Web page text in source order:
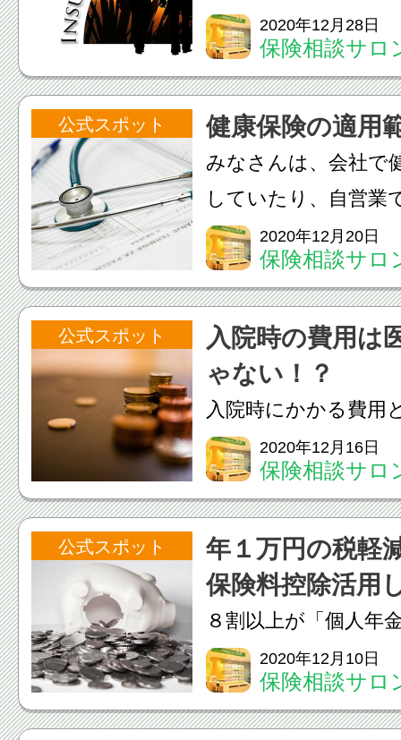
が増えています。こ
な内容について一覧
ご覧ください。海外
関するＱ＆ＡＱ．加
保...
2020年12月28日
保険相談サ
オーパ店
公式スポット 健康保険の適用
みなさんは、会社で
していたり、自営業
康保険、公務員の方
入していると思いま
や治療を受けた時に
健康保険を使用出来
健...
2020年12月20日
保険相談サ
オーパ店
公式スポット
入院時の費用は
ゃない！？
入院時にかかる費用
時には様々な費用が
れらは健康保険が適
されないものがあり
す
院時の費用と健康保
一般的な収入...
2020年12月16日
保険相談サ
オーパ店
公式スポット
年１万円の税軽
保険料控除活用
８割以上が「個人年
活用していない」下
給与所得者数に占め
（生命保険料控除、
2020年12月10日
保険相談サ
オーパ店